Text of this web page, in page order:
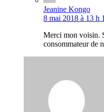
Jeanine Kongo
8 mai 2018 à 13 h
Merci mon voisin.
consommateur de